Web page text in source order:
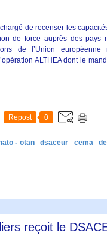
de recenser les
de force auprès des pays
de l’Union
ALTHEA dont le
Repost 0
- otan dsaceur cema
reçoit le